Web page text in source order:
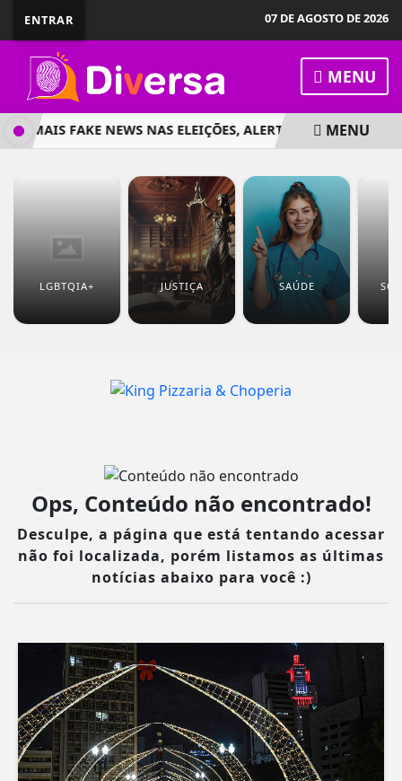
ENTRAR 07 DE AGOSTO DE 2026
MENU
MAIS FAKE NEWS NAS ELEIÇÕES, ALERTAM ESPECIALISTAS
MENU
LGBTQIA+ JUSTIÇA SAÚDE
Ops, Conteúdo não encontrado!
Desculpe, a página que está tentando acessar
não foi localizada, porém listamos as últimas
notícias abaixo para você :)